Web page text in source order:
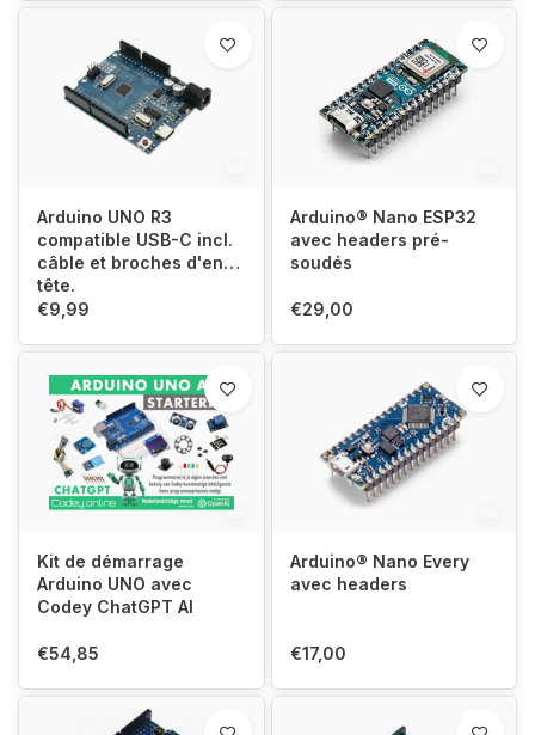
Arduino UNO R3
compatible USB-C incl.
câble et broches d'en-
tête.
€9,99
Arduino® Nano ESP32
avec headers pré-
soudés
€29,00
Kit de démarrage
Arduino UNO avec
Codey ChatGPT AI
€54,85
Arduino® Nano Every
avec headers
€17,00